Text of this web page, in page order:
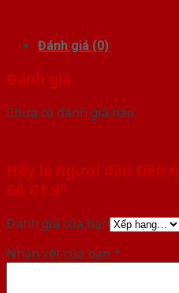
Đánh giá (0)
Đánh giá
Chưa có đánh giá nào.
Hãy là người đầu tiên
6A C1 9”
Đánh giá của bạn
Nhận xét của bạn *